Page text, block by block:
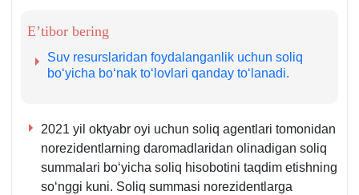
q.
E’tibor bering
Suv resurslaridan foydalanganlik uchun soliq
boʻyicha boʻnak toʻlovlari qanday toʻlanadi.
2021 yil oktyabr oyi uchun soliq agentlari tomonidan
norezidentlarning daromadlaridan olinadigan soliq
summalari boʻyicha soliq hisobotini taqdim etishning
soʻnggi kuni. Soliq summasi norezidentlarga